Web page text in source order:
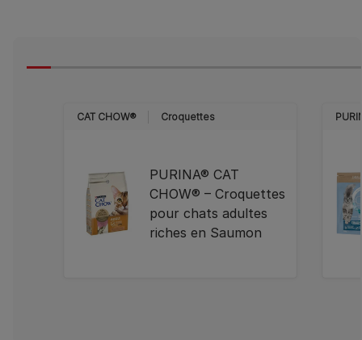
CAT CHOW® Croquettes
PURINA® CAT
CHOW® – Croquettes
pour chats adultes
riches en Saumon